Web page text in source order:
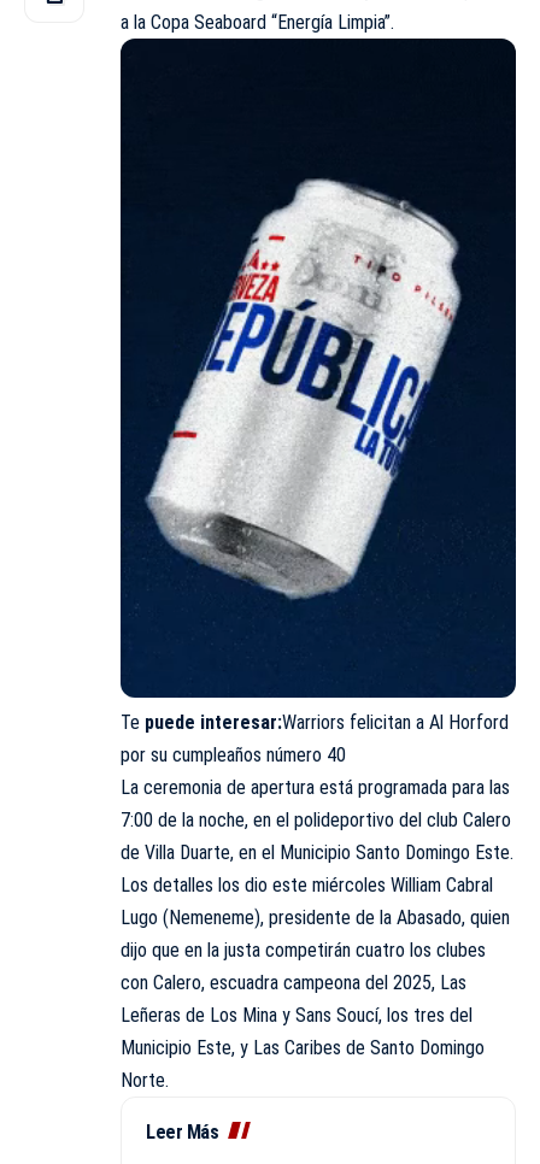
a la Copa Seaboard “Energía Limpia”.
Te puede interesar:Warriors felicitan a Al Horford
por su cumpleaños número 40
La ceremonia de apertura está programada para las
7:00 de la noche, en el polideportivo del club Calero
de Villa Duarte, en el Municipio Santo Domingo Este.
Los detalles los dio este miércoles William Cabral
Lugo (Nemeneme), presidente de la Abasado, quien
dijo que en la justa competirán cuatro los clubes
con Calero, escuadra campeona del 2025, Las
Leñeras de Los Mina y Sans Soucí, los tres del
Municipio Este, y Las Caribes de Santo Domingo
Norte.
Leer Más